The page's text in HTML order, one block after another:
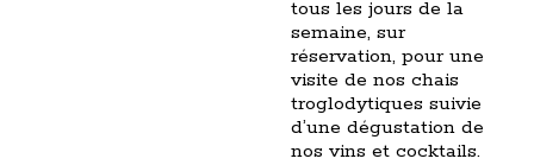
tous les jours de la
semaine, sur
réservation, pour une
visite de nos chais
troglodytiques suivie
d’une dégustation de
nos vins et cocktails.